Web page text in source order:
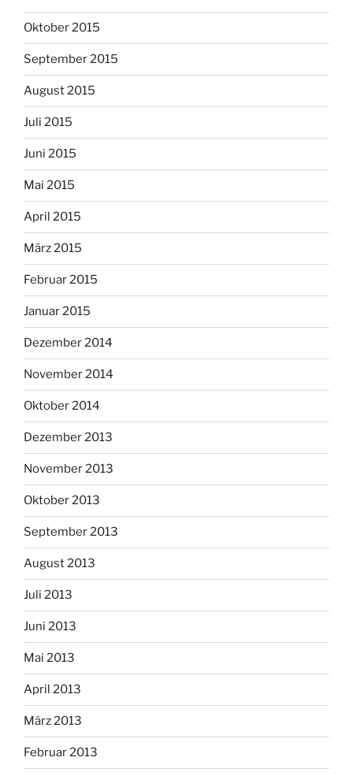
Oktober 2015
September 2015
August 2015
Juli 2015
Juni 2015
Mai 2015
April 2015
März 2015
Februar 2015
Januar 2015
Dezember 2014
November 2014
Oktober 2014
Dezember 2013
November 2013
Oktober 2013
September 2013
August 2013
Juli 2013
Juni 2013
Mai 2013
April 2013
März 2013
Februar 2013